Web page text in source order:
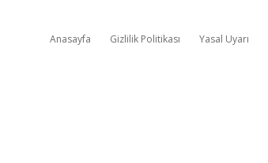
Anasayfa Gizlilik Politikası Yasal Uyarı